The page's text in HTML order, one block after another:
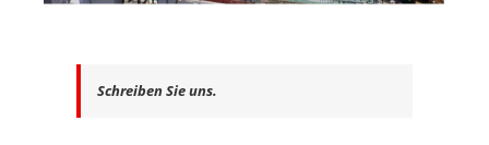
Schreiben Sie uns.